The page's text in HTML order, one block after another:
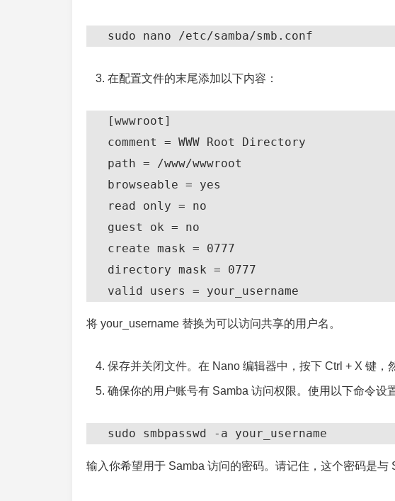
   sudo nano /etc/samba/smb.conf
在配置文件的末尾添加以下内容：
   valid users = your_username
将 your_username 替换为可以访问共享的用户名。
保存并关闭文件。在 Nano 编辑器中，按下 Ctrl + X 键，
确保你的用户账号有 Samba 访问权限。使用以下命令设
   sudo smbpasswd -a your_username
输入你希望用于 Samba 访问的密码。请记住，这个密码是与